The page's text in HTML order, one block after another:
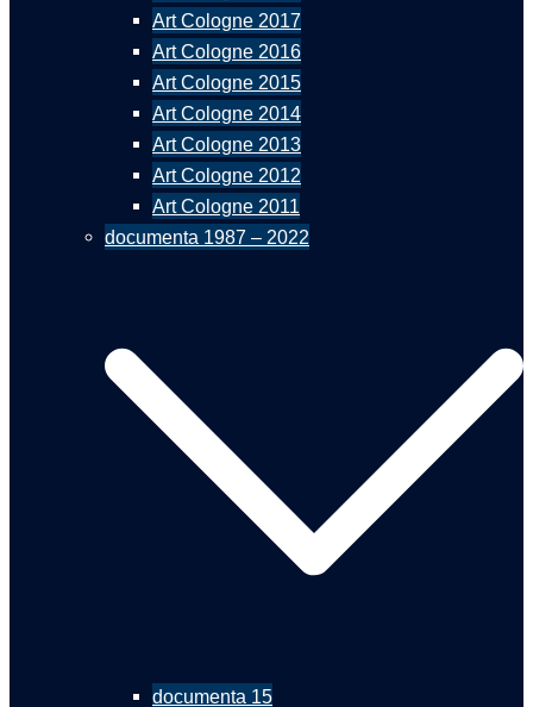
Art Cologne 2017
Art Cologne 2016
Art Cologne 2015
Art Cologne 2014
Art Cologne 2013
Art Cologne 2012
Art Cologne 2011
documenta 1987 – 2022
documenta 15